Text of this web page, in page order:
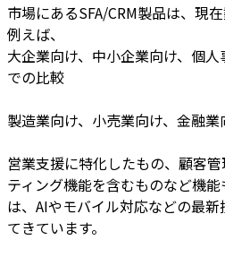
市場にあるSFA/CRM製品は、現
例えば、
大企業向け、中小企業向け、個
での比較
製造業向け、小売業向け、金融
営業支援に特化したもの、顧客
ティング機能を含むものなど機
は、AIやモバイル対応などの最
てきています。